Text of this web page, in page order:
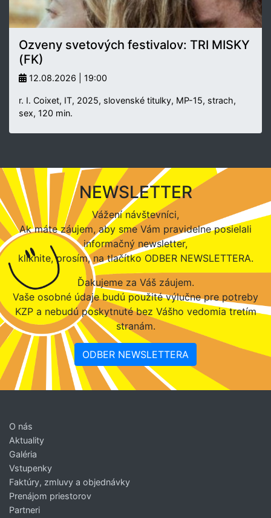
Ozveny svetových festivalov: TRI MISKY
(FK)
12.08.2026 | 19:00
r. I. Coixet, IT, 2025, slovenské titulky, MP-15, strach,
sex, 120 min.
NEWSLETTER
Vážení návštevníci,
Ak máte záujem, aby sme Vám pravidelne posielali
informačný newsletter,
kliknite, prosím, na tlačítko ODBER NEWSLETTERA.
Ďakujeme za Váš záujem.
Vaše osobné údaje budú použité výlučne pre potreby
KZP a nebudú poskytnuté bez Vášho vedomia tretím
stranám.
ODBER NEWSLETTERA
O nás
Aktuality
Galéria
Vstupenky
Faktúry, zmluvy a objednávky
Prenájom priestorov
Partneri